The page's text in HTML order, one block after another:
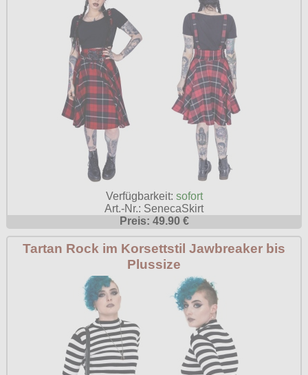
Verfügbarkeit: sofort
Art.-Nr.: SenecaSkirt
Preis: 49.90 €
Tartan Rock im Korsettstil Jawbreaker bis
Plussize